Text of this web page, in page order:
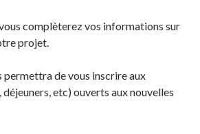
complèterez vos informations sur
projet.
de vous inscrire aux
etc) ouverts aux nouvelles